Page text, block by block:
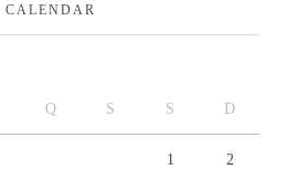
CALENDAR
Q S S D
1 2